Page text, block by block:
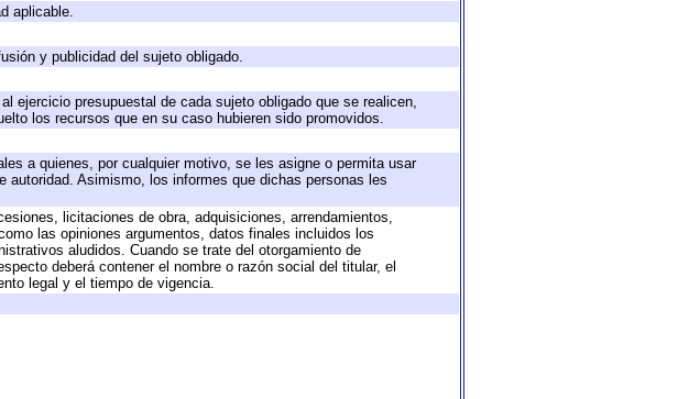
aplicable.
y publicidad del sujeto obligado.
ejercicio presupuestal de cada sujeto obligado que se realicen,
los recursos que en su caso hubieren sido promovidos.
a quienes, por cualquier motivo, se les asigne o permita usar
Asimismo, los informes que dichas personas les
licitaciones de obra, adquisiciones, arrendamientos,
las opiniones argumentos, datos finales incluidos los
aludidos. Cuando se trate del otorgamiento de
deberá contener el nombre o razón social del titular, el
legal y el tiempo de vigencia.